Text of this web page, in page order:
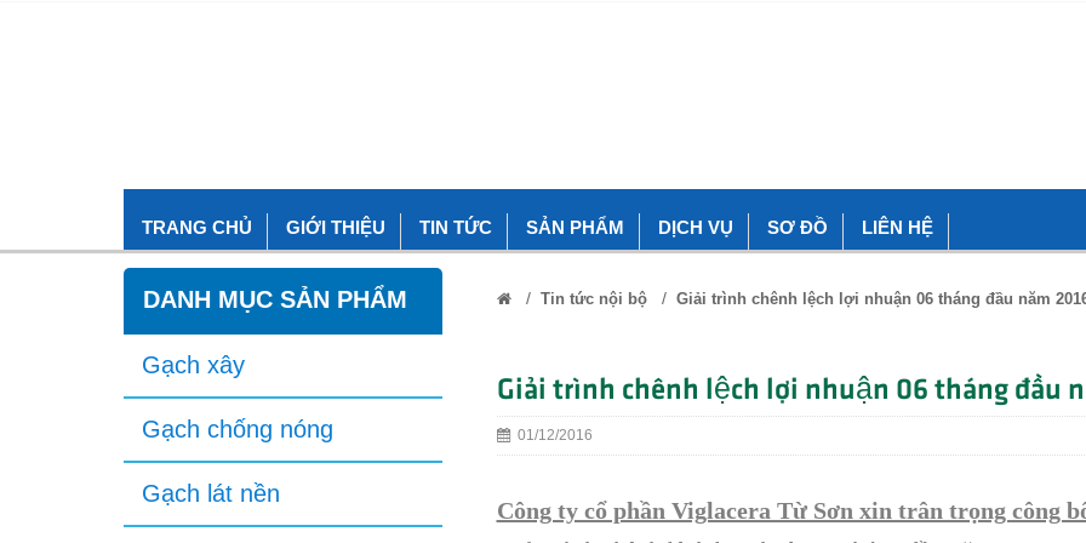
TRANG CHỦ GIỚI THIỆU TIN TỨC SẢN PHẨM DỊCH VỤ SƠ ĐỒ LIÊN HỆ
DANH MỤC SẢN PHẨM
Gạch xây
Gạch chống nóng
Gạch lát nền
/ Tin tức nội bộ/ Giải trình chênh lệch lợi nhuận 06 tháng đầu năm
Giải trình chênh lệch lợi nhuận 06 tháng đầu
01/12/2016
Công ty cổ phần Viglacera Từ Sơn xin trân trọng công